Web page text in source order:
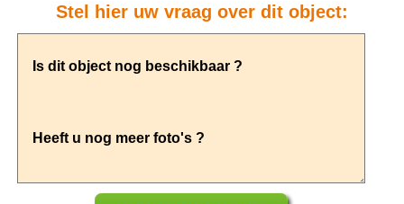
Stel hier uw vraag over dit object: